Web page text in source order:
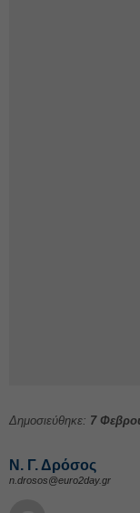
Δημοσιεύθηκε: 7
Ν. Γ. Δρόσος
n.drosos@euro2day.gr